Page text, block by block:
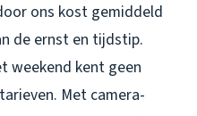
ons kost gemiddeld
de ernst en tijdstip.
weekend kent geen
Met camera-